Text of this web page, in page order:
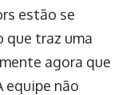
estão se
que traz uma
agora que
equipe não